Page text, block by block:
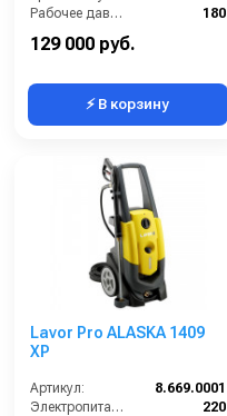
Рабочее давление (бар):
180
129 000 руб.
⚡ В корзину
Lavor Pro ALASKA 1409
XP
Артикул:
8.669.0001
Электропитание (В):
220